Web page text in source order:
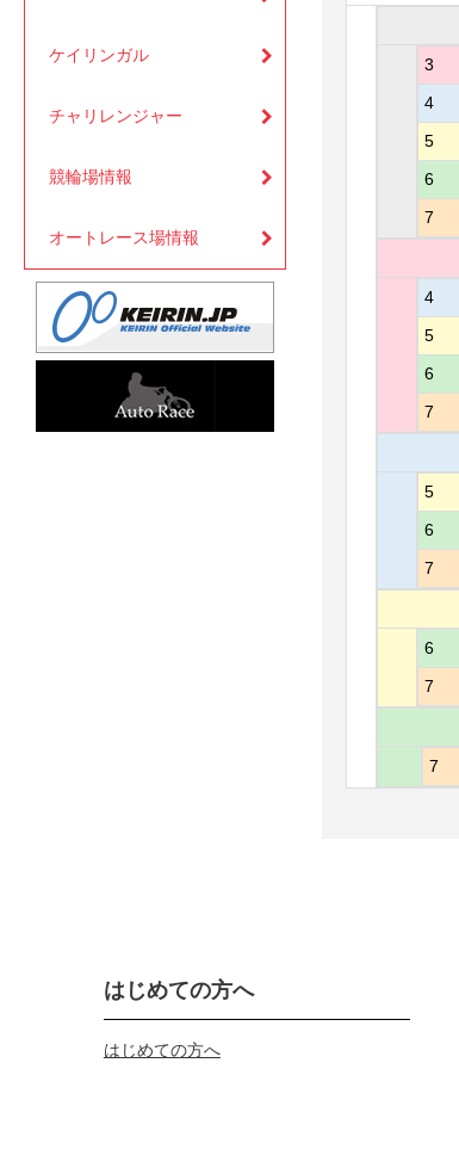
ケイリンガル
チャリレンジャー
競輪場情報
オートレース場情報
3
4
5
6
7
4
5
6
7
5
6
7
6
7
7
はじめての方へ
はじめての方へ